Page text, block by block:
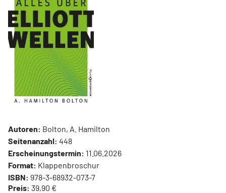
Autoren: Bolton, A. Hamilton
Seitenanzahl: 448
Erscheinungstermin: 11.06.2026
Format: Klappenbroschur
ISBN: 978-3-68932-073-7
Preis: 39,90 €